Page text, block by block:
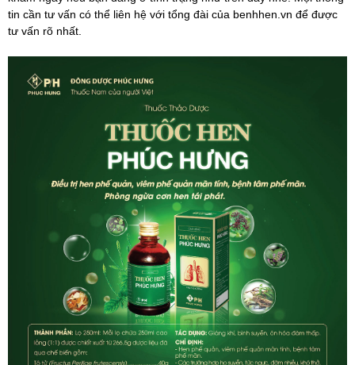
tin cần tư vấn có thể liên hệ với tổng đài của benhhen.vn để được
tư vấn rõ nhất.